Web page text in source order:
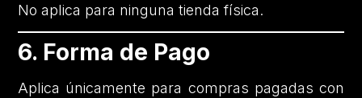
No aplica para ninguna tienda física.
6. Forma de Pago
Aplica únicamente para compras pagadas con